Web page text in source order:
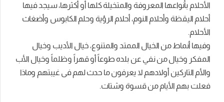
الأحلام بأنواعها المعروفة والمتخيلة كلها أو أكثرها، سيجد فيها
أحلام اليقظة وأحلام النوم، أحلام الرؤية وحلم الكابوس وأضغاث
الأحلام.
وفيها أنماط من الخيال الممتد والمتنوع، خيال الأديب وخيال
المفكر وخيال من نفي عن بلده طوعاً أو قهراً وظلماً وخيال الأب
والأم التاركين أولادهم لا يعرفون ما حدث لهم فى غيبتهم وماذا
فعلت بهم الأيام من قسوة وشتات.